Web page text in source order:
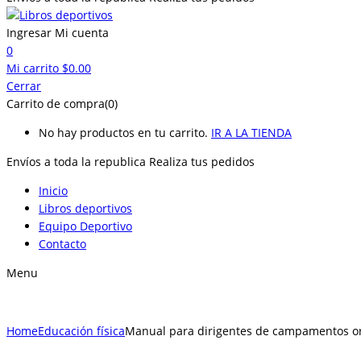
Ingresar Mi cuenta
0
Mi carrito $0.00
Cerrar
Carrito de compra(0)
No hay productos en tu carrito. IR A LA TIENDA
Envíos a toda la republica Realiza tus pedidos
Inicio
Libros deportivos
Equipo Deportivo
Contacto
Menu
HomeEducación físicaManual para dirigentes de campamentos